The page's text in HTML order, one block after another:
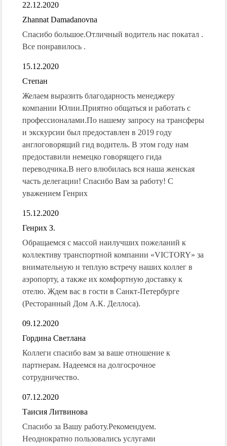
22.12.2020
Zhannat Damadanovna
Спасибо большое.Отличный водитель нас покатал .
Все понравилось .
15.12.2020
Степан
Желаем выразить благодарность менеджеру
компании Юлии.Приятно общаться и работать с
профессионалами.По нашему запросу на трансферы
и экскурсии был предоставлен в 2019 году
англоговорящий гид водитель. В этом году нам
предоставили немецко говорящего гида
переводчика.В него влюбилась вся наша женская
часть делегации! Спасибо Вам за работу! С
уважением Генрих
15.12.2020
Генрих З.
Обращаемся с массой наилучших пожеланий к
коллективу транспортной компании «VICTORY» за
внимательную и теплую встречу наших коллег в
аэропорту, а также их комфортную доставку к
отелю. Ждем вас в гости в Санкт-Петербурге
(Ресторанный Дом А.К. Деллоса).
09.12.2020
Гордина Светлана
Коллеги спасибо вам за ваше отношение к
партнерам. Надеемся на долгосрочное
сотрудничество.
07.12.2020
Таисия Литвинова
Спасибо за Вашу работу.Рекомендуем.
Неоднократно пользовались услугами